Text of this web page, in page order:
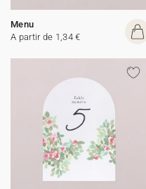
Menu
A partir de 1,34 €